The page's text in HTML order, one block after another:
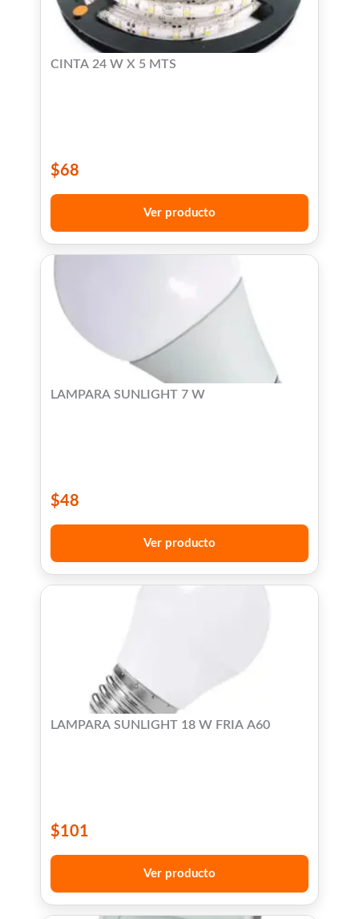
CINTA 24 W X 5 MTS
$68
Ver producto
LAMPARA SUNLIGHT 7 W
$48
Ver producto
LAMPARA SUNLIGHT 18 W FRIA A60
$101
Ver producto